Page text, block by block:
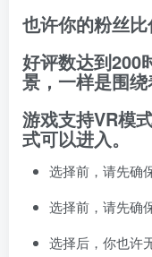
也许你的粉丝
好评数达到200
景，一样是围绕
游戏支持VR模
式可以进入。
选择前，请先确
选择前，请先确
选择后，你也许